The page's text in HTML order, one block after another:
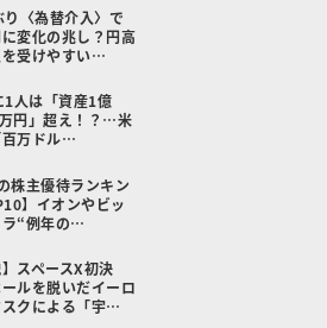
り〈為替介入〉で
に変化の兆し？円高
受けやすい…
1人は「資産1億
円」超え！？…米
百万ドル…
株主優待ランキン
】イオンやビッ
ラ“例年の…
】スペースX初決
ルを脱いだイーロ
スクによる「宇…